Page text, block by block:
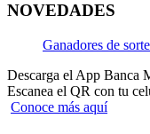
NOVEDADES
Ganadores de
Descarga el App Banca
Escanea el QR con tu
Conoce más aquí